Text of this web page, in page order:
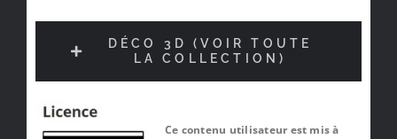
DÉCO 3D (VOIR TOUTE
LA COLLECTION)
Ce contenu utilisateur est mis à